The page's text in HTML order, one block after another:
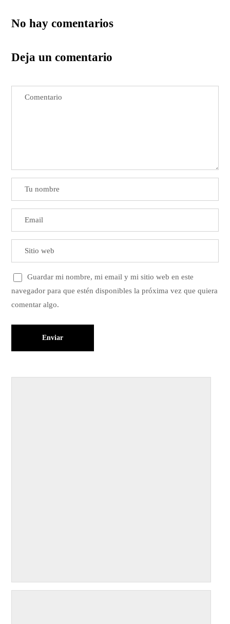
No hay comentarios
Deja un comentario
Guardar mi nombre, mi email y mi sitio web en este
navegador para que estén disponibles la próxima vez que quiera
comentar algo.